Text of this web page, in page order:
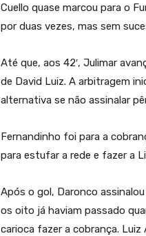
Cuello quase marcou para o
por duas vezes, mas sem
Até que, aos 42′, Julimar
de David Luiz. A arbitragem
alternativa se não assinalar
Fernandinho foi para a
para estufar a rede e fazer a
Após o gol, Daronco
os oito já haviam passado
carioca fazer a cobrança.